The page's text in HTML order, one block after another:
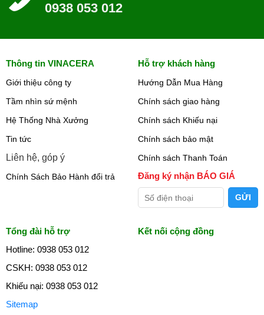
0938 053 012
Thông tin VINACERA
Giới thiệu công ty
Tầm nhìn sứ mệnh
Hệ Thống Nhà Xưởng
Tin tức
Liên hệ, góp ý
Chính Sách Bảo Hành đổi trả
Hỗ trợ khách hàng
Hướng Dẫn Mua Hàng
Chính sách giao hàng
Chính sách Khiếu nại
Chính sách bảo mật
Chính sách Thanh Toán
Đăng ký nhận BÁO GIÁ
Tổng đài hỗ trợ
Hotline: 0938 053 012
CSKH: 0938 053 012
Khiếu nại: 0938 053 012
Sitemap
Kết nối cộng đồng